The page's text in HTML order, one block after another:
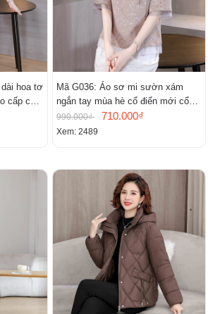
dài hoa tơ
cấp cao
Mã G036: Áo sơ mi sườn xám
ngắn tay mùa hè cổ điển mới cổ
đứng
990.000₫ 710.000₫
Xem: 2489